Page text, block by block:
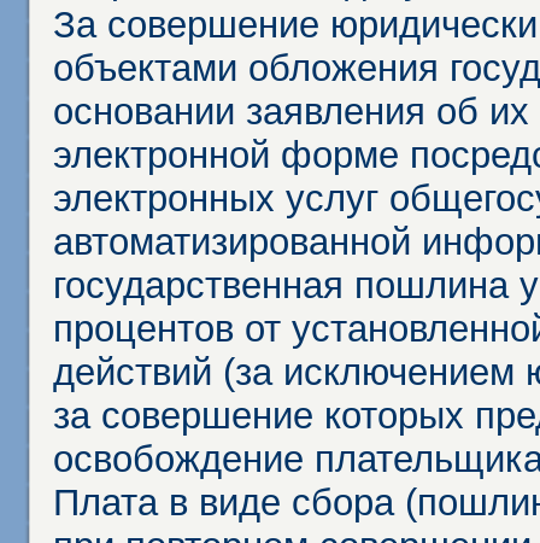
За совершение
объектами обложения
основании заявления об
электронной форме
электронных услуг
автоматизированной
государственная пошлина
процентов от
действий (за исключением
за совершение которых
освобождение
Плата в виде сбора